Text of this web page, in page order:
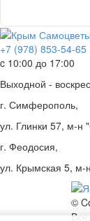
+7 (978) 853-54-65
c 10:00 до 17:00
Выходной -
г. Симферополь,
ул. Глинки 57, м-н
г. Феодосия,
ул. Крымская 5, м-
©